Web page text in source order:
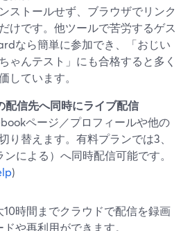
ストールせず、ブラウザでリンク
けです。他ツールで苦労するゲス
なら簡単に参加でき、「おじい
ゃんテスト」にも合格すると多く
しています。
配信先へ同時にライブ配信
ページ／プロフィールや他の
り替えます。有料プランでは3、
による）へ同時配信可能です。
)
時間までクラウドで配信を録画
や再利用ができます。